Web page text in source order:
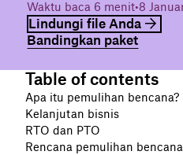
Waktu baca 6 menit•8
Lindungi file Anda
Bandingkan paket
Table of contents
Apa itu pemulihan bencana?
Kelanjutan bisnis
RTO dan PTO
Rencana pemulihan bencana